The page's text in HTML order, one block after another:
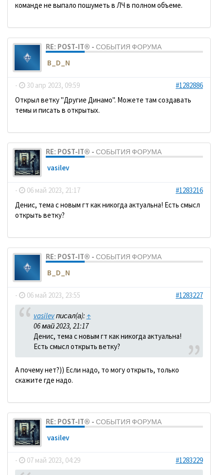
команде не выпало пошуметь в ЛЧ в полном объеме.
RE: POST-IT® - СОБЫТИЯ ФОРУМА
B_D_N
- 30 апр 2023, 09:59
#1282886
Открыл ветку "Другие Динамо". Можете там создавать
темы и писать в открытых.
RE: POST-IT® - СОБЫТИЯ ФОРУМА
vasilev
- 06 май 2023, 21:17
#1283216
Денис, тема с новым гт как никогда актуальна! Есть смысл
открыть ветку?
RE: POST-IT® - СОБЫТИЯ ФОРУМА
B_D_N
- 06 май 2023, 23:55 #1283227
vasilevписал(а): ↑
06 май 2023, 21:17
Денис, тема с новым гт как никогда актуальна!
Есть смысл открыть ветку?
А почему нет?)) Если надо, то могу открыть, только
скажите где надо.
RE: POST-IT® - СОБЫТИЯ ФОРУМА
vasilev
- 07 май 2023, 04:29 #1283229